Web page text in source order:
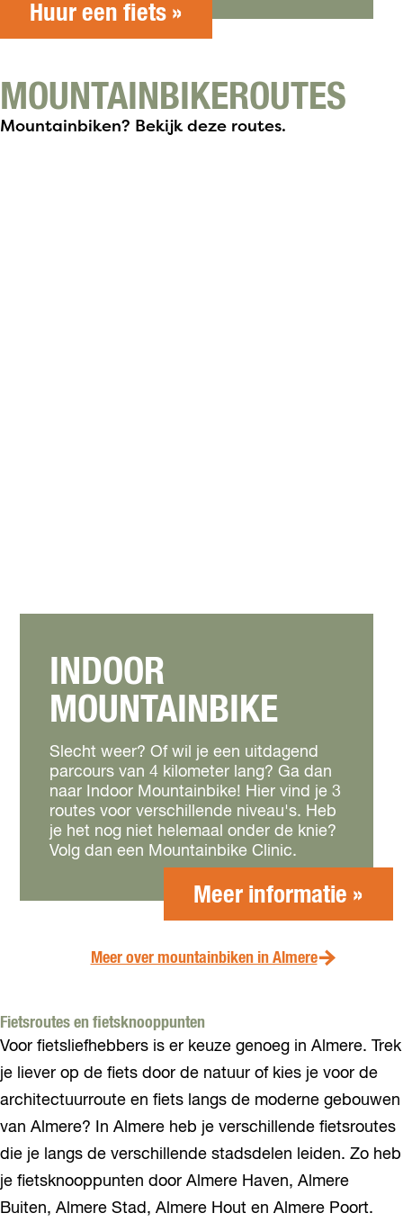
Huur een fiets »
MOUNTAINBIKEROUTES
Mountainbiken? Bekijk deze routes.
INDOOR
MOUNTAINBIKE
Slecht weer? Of wil je een uitdagend
parcours van 4 kilometer lang? Ga dan
naar Indoor Mountainbike! Hier vind je 3
routes voor verschillende niveau's. Heb
je het nog niet helemaal onder de knie?
Volg dan een Mountainbike Clinic.
Meer informatie »
Meer over mountainbiken in Almere
Fietsroutes en fietsknooppunten
Voor fietsliefhebbers is er keuze genoeg in Almere. Trek
je liever op de fiets door de natuur of kies je voor de
architectuurroute en fiets langs de moderne gebouwen
van Almere? In Almere heb je verschillende fietsroutes
die je langs de verschillende stadsdelen leiden. Zo heb
je fietsknooppunten door Almere Haven, Almere
Buiten, Almere Stad, Almere Hout en Almere Poort.